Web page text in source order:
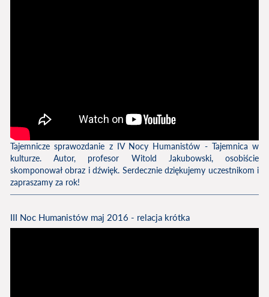
Tajemnicze sprawozdanie z IV Nocy Humanistów - Tajemnica w
kulturze. Autor, profesor Witold Jakubowski, osobiście
skomponował obraz i dźwięk. Serdecznie dziękujemy uczestnikom i
zapraszamy za rok!
III Noc Humanistów maj 2016 - relacja krótka